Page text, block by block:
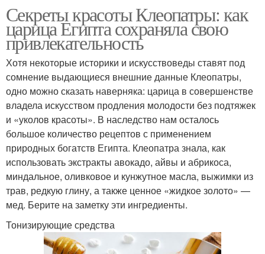
Секреты красоты Клеопатры: как
царица Египта сохраняла свою
привлекательность
Хотя некоторые историки и искусствоведы ставят под
сомнение выдающиеся внешние данные Клеопатры,
одно можно сказать наверняка: царица в совершенстве
владела искусством продления молодости без подтяжек
и «уколов красоты». В наследство нам осталось
большое количество рецептов с применением
природных богатств Египта. Клеопатра знала, как
использовать экстракты авокадо, айвы и абрикоса,
миндальное, оливковое и кунжутное масла, выжимки из
трав, редкую глину, а также ценное «жидкое золото» —
мед. Берите на заметку эти ингредиенты.
Тонизирующие средства